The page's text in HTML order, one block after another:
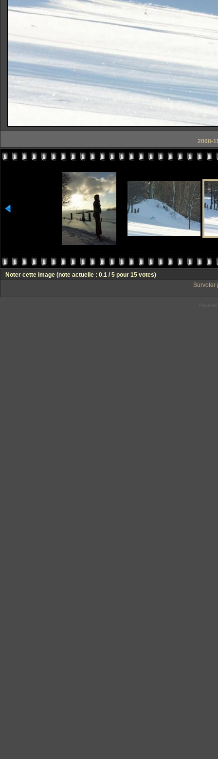
2008-
Noter cette image (note actuelle : 0.1 / 5 pour 15 votes)
Survoler